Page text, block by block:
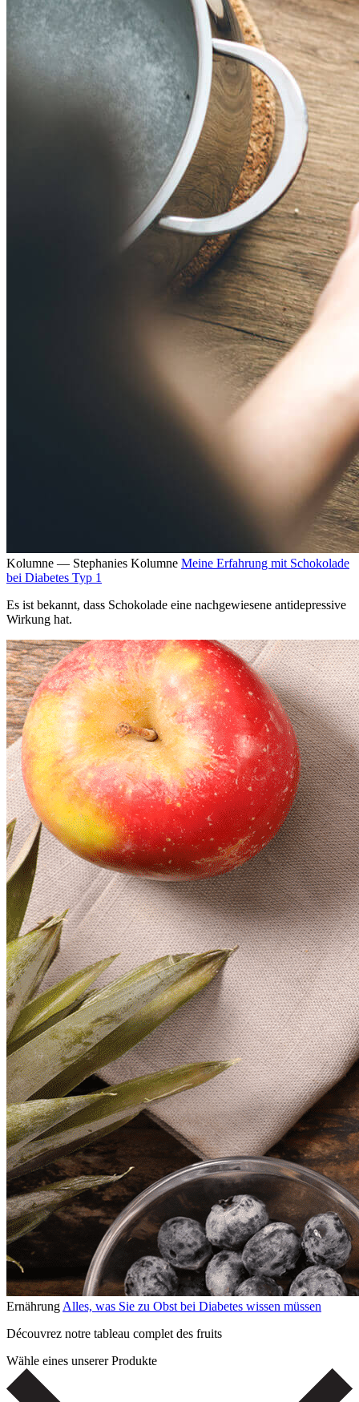
Kolumne — Stephanies Kolumne Meine Erfahrung mit Schokolade
bei Diabetes Typ 1
Es ist bekannt, dass Schokolade eine nachgewiesene antidepressive
Wirkung hat.
Ernährung Alles, was Sie zu Obst bei Diabetes wissen müssen
Découvrez notre tableau complet des fruits
Wähle eines unserer Produkte